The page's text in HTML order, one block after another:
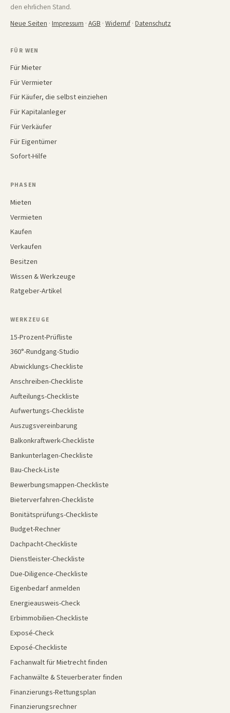
den ehrlichen Stand.
Neue Seiten · Impressum · AGB · Widerruf · Datenschutz
FÜR WEN
Für Mieter
Für Vermieter
Für Käufer, die selbst einziehen
Für Kapitalanleger
Für Verkäufer
Für Eigentümer
Sofort-Hilfe
PHASEN
Mieten
Vermieten
Kaufen
Verkaufen
Besitzen
Wissen & Werkzeuge
Ratgeber-Artikel
WERKZEUGE
15-Prozent-Prüfliste
360°-Rundgang-Studio
Abwicklungs-Checkliste
Anschreiben-Checkliste
Aufteilungs-Checkliste
Aufwertungs-Checkliste
Auszugsvereinbarung
Balkonkraftwerk-Checkliste
Bankunterlagen-Checkliste
Bau-Check-Liste
Bewerbungsmappen-Checkliste
Bieterverfahren-Checkliste
Bonitätsprüfungs-Checkliste
Budget-Rechner
Dachpacht-Checkliste
Dienstleister-Checkliste
Due-Diligence-Checkliste
Eigenbedarf anmelden
Energieausweis-Check
Erbimmobilien-Checkliste
Exposé-Check
Exposé-Checkliste
Fachanwalt für Mietrecht finden
Fachanwälte & Steuerberater finden
Finanzierungs-Rettungsplan
Finanzierungsrechner